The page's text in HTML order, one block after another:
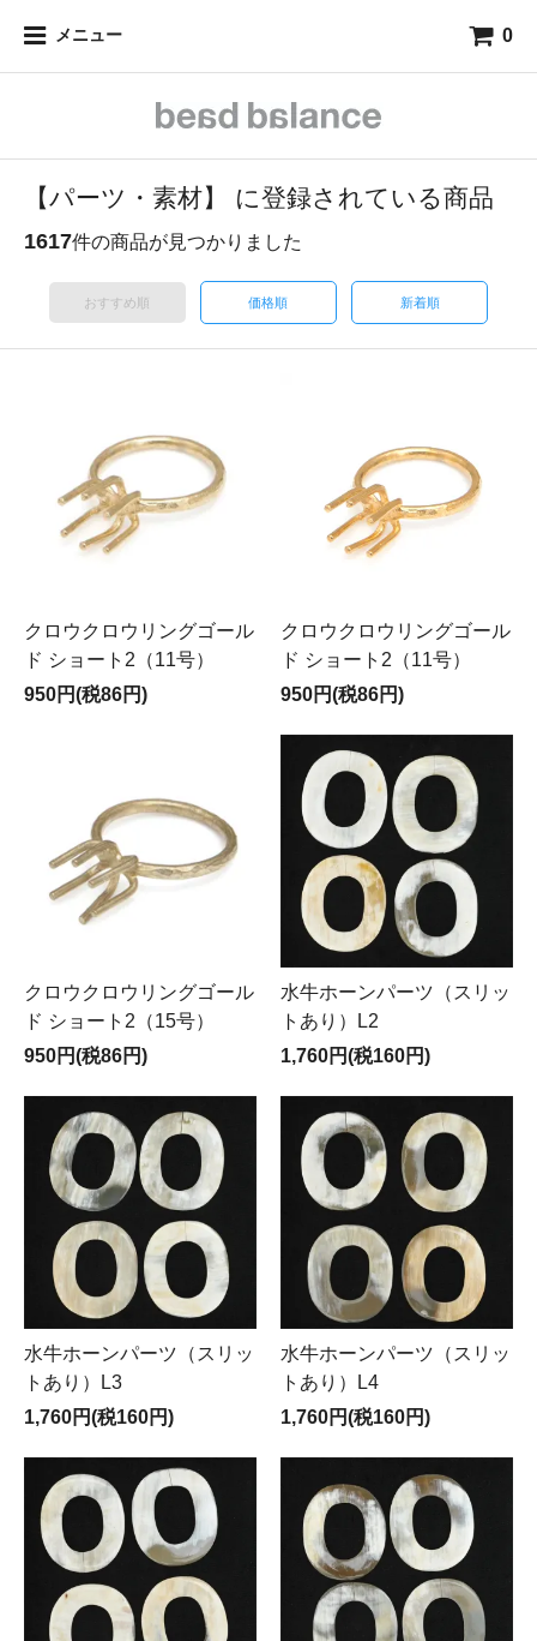
メニュー 0
【パーツ・素材】 に登録されている商品
1617件の商品が見つかりました
おすすめ順 価格順 新着順
クロウクロウリングゴール
ド ショート2（11号）
950円(税86円)
クロウクロウリングゴール
ド ショート2（11号）
950円(税86円)
クロウクロウリングゴール
ド ショート2（15号）
950円(税86円)
水牛ホーンパーツ（スリッ
トあり）L2
1,760円(税160円)
水牛ホーンパーツ（スリッ
トあり）L3
1,760円(税160円)
水牛ホーンパーツ（スリッ
トあり）L4
1,760円(税160円)